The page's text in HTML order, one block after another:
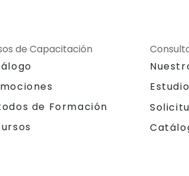
de Capacitación
de Formación